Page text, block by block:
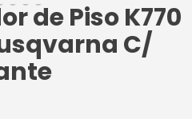
de Piso K770
C/
4º
furadeira
5º makita